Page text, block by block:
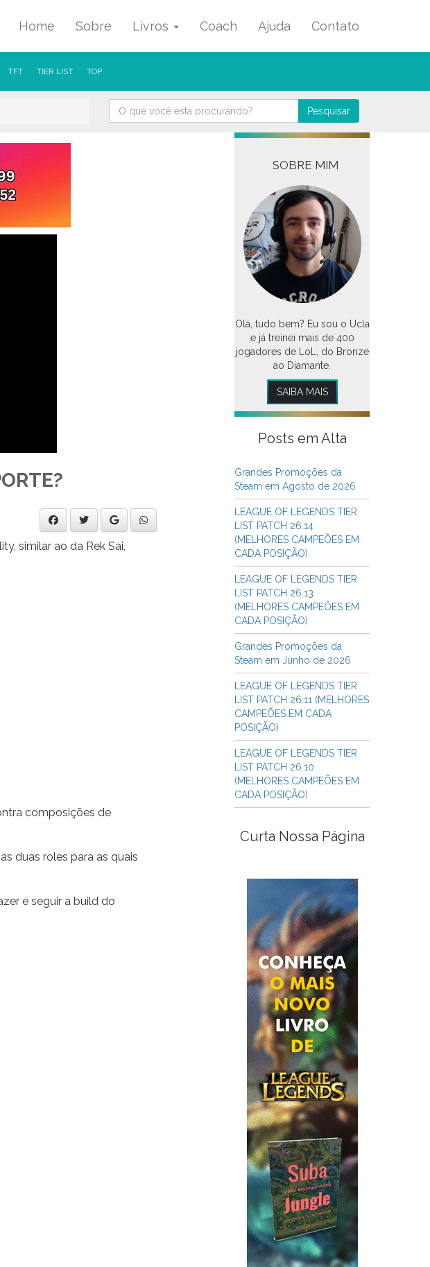
Home Sobre Livros Coach Ajuda Contato
TFT TIER LIST TOP
Pesquisar
similar ao da Rek Sai,
composições de
duas roles para as quais
é seguir a build do
SOBRE MIM
Olá, tudo bem? Eu sou o Ucla
e já treinei mais de 400
jogadores de LoL, do Bronze
ao Diamante.
SAIBA MAIS
Posts em Alta
Grandes Promoções da
Steam em Agosto de 2026
LEAGUE OF LEGENDS TIER
LIST PATCH 26.14
(MELHORES CAMPEÕES EM
CADA POSIÇÃO)
LEAGUE OF LEGENDS TIER
LIST PATCH 26.13
(MELHORES CAMPEÕES EM
CADA POSIÇÃO)
Grandes Promoções da
Steam em Junho de 2026
LEAGUE OF LEGENDS TIER
LIST PATCH 26.11 (MELHORES
CAMPEÕES EM CADA
POSIÇÃO)
LEAGUE OF LEGENDS TIER
LIST PATCH 26.10
(MELHORES CAMPEÕES EM
CADA POSIÇÃO)
Curta Nossa Página